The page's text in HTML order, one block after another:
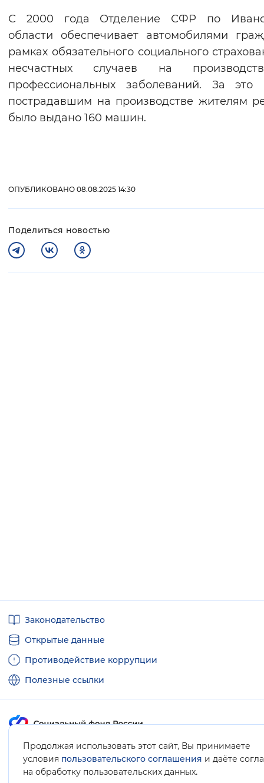
С 2000 года Отделение СФР по
области обеспечивает автомобилями
рамках обязательного социального
несчастных случаев на
профессиональных заболеваний. За это
пострадавшим на производстве жителям
было выдано 160 машин.
ОПУБЛИКОВАНО 08.08.2025 14:30
Поделиться новостью
Продолжая использовать этот сайт, Вы принимаете
условия пользовательского соглашения и даёте
на обработку пользовательских данных.
ссылкиЗаконодательство
Открытые данные
Противодействие коррупции
Полезные ссылки
Карта сайта